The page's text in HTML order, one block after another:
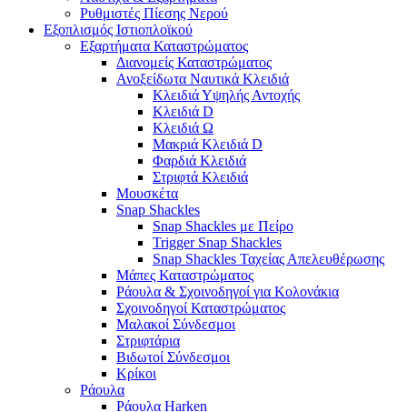
Ρυθμιστές Πίεσης Νερού
Εξοπλισμός Ιστιοπλοϊκού
Εξαρτήματα Καταστρώματος
Διανομείς Καταστρώματος
Ανοξείδωτα Ναυτικά Κλειδιά
Κλειδιά Υψηλής Αντοχής
Κλειδιά D
Κλειδιά Ω
Μακριά Κλειδιά D
Φαρδιά Κλειδιά
Στριφτά Κλειδιά
Μουσκέτα
Snap Shackles
Snap Shackles με Πείρο
Trigger Snap Shackles
Snap Shackles Ταχείας Απελευθέρωσης
Μάπες Καταστρώματος
Ράουλα & Σχοινοδηγοί για Κολονάκια
Σχοινοδηγοί Καταστρώματος
Μαλακοί Σύνδεσμοι
Στριφτάρια
Βιδωτοί Σύνδεσμοι
Κρίκοι
Ράουλα
Ράουλα Harken